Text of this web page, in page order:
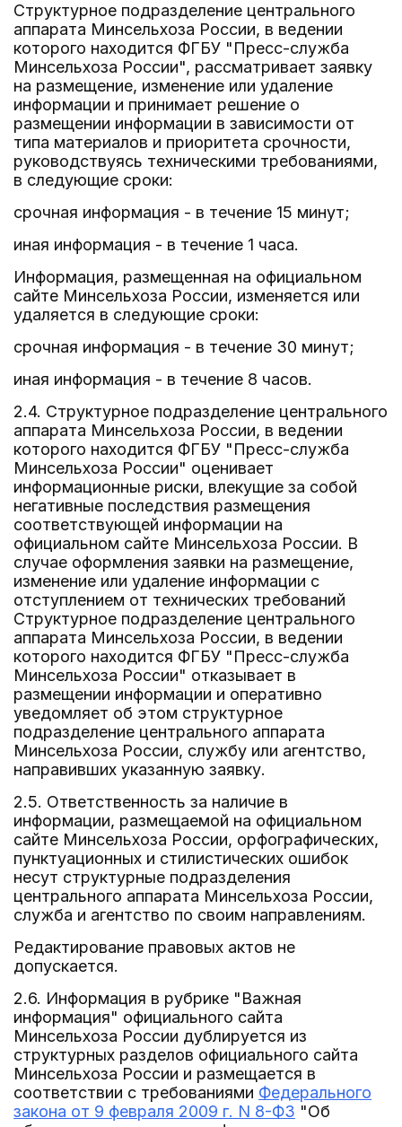
Структурное подразделение центрального
аппарата Минсельхоза России, в ведении
которого находится ФГБУ "Пресс-служба
Минсельхоза России", рассматривает заявку
на размещение, изменение или удаление
информации и принимает решение о
размещении информации в зависимости от
типа материалов и приоритета срочности,
руководствуясь техническими требованиями,
в следующие сроки:
срочная информация - в течение 15 минут;
иная информация - в течение 1 часа.
Информация, размещенная на официальном
сайте Минсельхоза России, изменяется или
удаляется в следующие сроки:
срочная информация - в течение 30 минут;
иная информация - в течение 8 часов.
2.4. Структурное подразделение центрального
аппарата Минсельхоза России, в ведении
которого находится ФГБУ "Пресс-служба
Минсельхоза России" оценивает
информационные риски, влекущие за собой
негативные последствия размещения
соответствующей информации на
официальном сайте Минсельхоза России. В
случае оформления заявки на размещение,
изменение или удаление информации с
отступлением от технических требований
Структурное подразделение центрального
аппарата Минсельхоза России, в ведении
которого находится ФГБУ "Пресс-служба
Минсельхоза России" отказывает в
размещении информации и оперативно
уведомляет об этом структурное
подразделение центрального аппарата
Минсельхоза России, службу или агентство,
направивших указанную заявку.
2.5. Ответственность за наличие в
информации, размещаемой на официальном
сайте Минсельхоза России, орфографических,
пунктуационных и стилистических ошибок
несут структурные подразделения
центрального аппарата Минсельхоза России,
служба и агентство по своим направлениям.
Редактирование правовых актов не
допускается.
2.6. Информация в рубрике "Важная
информация" официального сайта
Минсельхоза России дублируется из
структурных разделов официального сайта
Минсельхоза России и размещается в
соответствии с требованиями Федерального
закона от 9 февраля 2009 г. N 8-ФЗ "Об